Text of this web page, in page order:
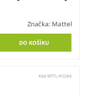
Značka: Mattel
Kód: MTTL-HCL86